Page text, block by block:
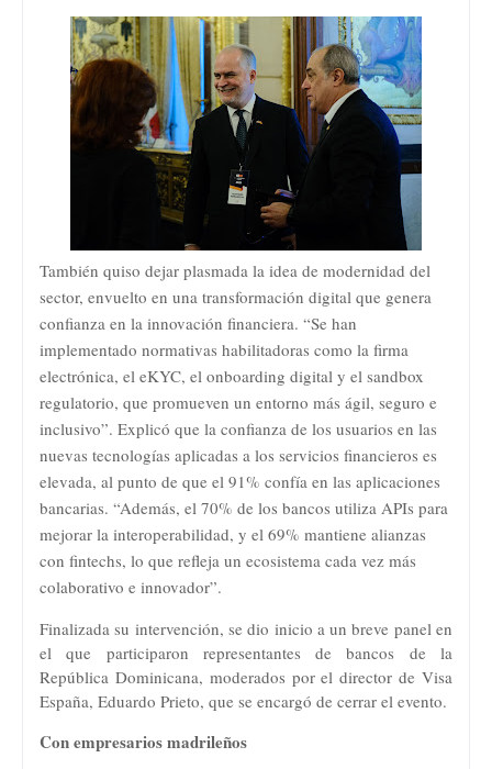
También quiso dejar plasmada la idea de modernidad del
sector, envuelto en una transformación digital que genera
confianza en la innovación financiera. “Se han
implementado normativas habilitadoras como la firma
electrónica, el eKYC, el onboarding digital y el sandbox
regulatorio, que promueven un entorno más ágil, seguro e
inclusivo”. Explicó que la confianza de los usuarios en las
nuevas tecnologías aplicadas a los servicios financieros es
elevada, al punto de que el 91% confía en las aplicaciones
bancarias. “Además, el 70% de los bancos utiliza APIs para
mejorar la interoperabilidad, y el 69% mantiene alianzas
con fintechs, lo que refleja un ecosistema cada vez más
colaborativo e innovador”.
Finalizada su intervención, se dio inicio a un breve panel en
el que participaron representantes de bancos de la
República Dominicana, moderados por el director de Visa
España, Eduardo Prieto, que se encargó de cerrar el evento.
Con empresarios madrileños